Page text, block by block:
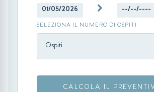
01/05/2026 --/--/----
SELEZIONA IL NUMERO DI OSPITI
Ospiti
CALCOLA IL